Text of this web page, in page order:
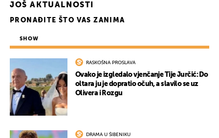
JOŠ AKTUALNOSTI
PRONAĐITE ŠTO VAS ZANIMA
SHOW
RASKOŠNA PROSLAVA
Ovako je izgledalo vjenčanje Tije Jurčić: Do
oltara ju je dopratio očuh, a slavilo se uz
Olivera i Rozgu
DRAMA U ŠIBENIKU